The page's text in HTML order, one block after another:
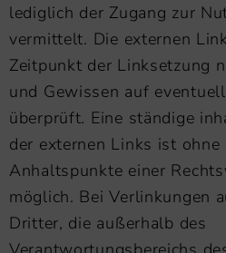
lediglich der Zugang zur
vermittelt. Die externen
Zeitpunkt der Linksetzung
und Gewissen auf
überprüft. Eine ständige
der externen Links ist ohne
Anhaltspunkte einer
möglich. Bei Verlinkungen
Dritter, die außerhalb des